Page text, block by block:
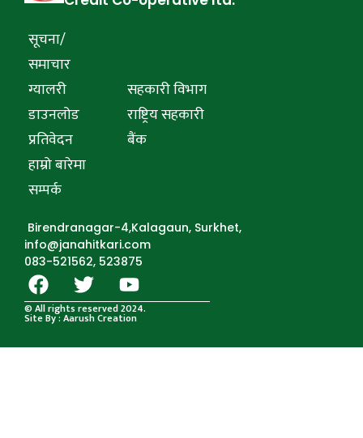
सूचना/
समाचार
ग्यालरी
डाउनलोड
प्रतिवेदन
हाम्रो बारेमा
सम्पर्क
सहकारी विभाग
राष्ट्रिय सहकारी
बैंक
Birendranagar-4,Kalagaun, Surkhet,
info@janahitkari.com
083-521562, 523875
© All rights reserved 2024.
Site By : Aarush Creation